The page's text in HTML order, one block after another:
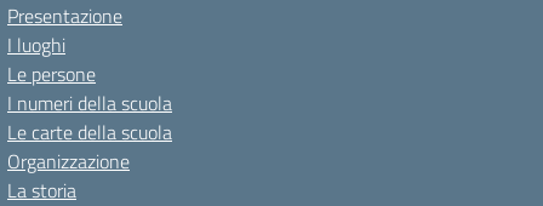
Presentazione
I luoghi
Le persone
I numeri della scuola
Le carte della scuola
Organizzazione
La storia